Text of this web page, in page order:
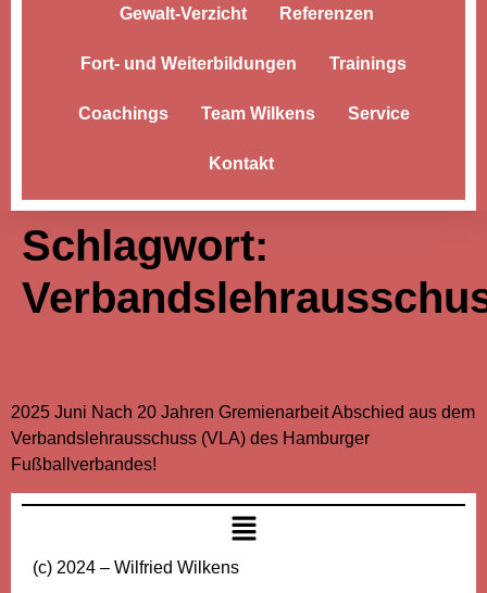
Gewalt-Verzicht Referenzen
Fort- und Weiterbildungen Trainings
Coachings Team Wilkens Service
Kontakt
Schlagwort:
2025 Juni Nach 20 Jahren Gremienarbeit Abschied aus dem
Verbandslehrausschuss (VLA) des Hamburger
Fußballverbandes!
(c) 2024 – Wilfried Wilkens